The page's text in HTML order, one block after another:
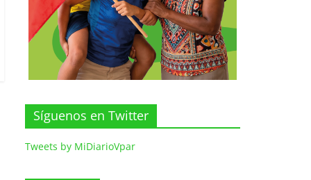
Síguenos en Twitter
Tweets by MiDiarioVpar